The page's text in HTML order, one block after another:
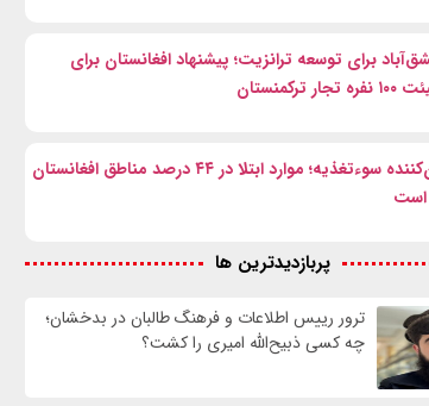
برای توسعه ترانزیت؛ پیشنهاد افغانستان برای
افزایش نگران‌کننده سوءتغذیه؛ موارد ابتلا در ۴۴ درصد مناطق افغانستان
است
پربازدیدترین ها
ترور رییس اطلاعات و فرهنگ طالبان در بدخشان؛
چه کسی ذبیح‌الله امیری را کشت؟